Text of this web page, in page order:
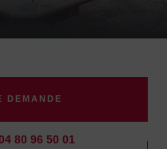
DEMANDE
80 96 50 01